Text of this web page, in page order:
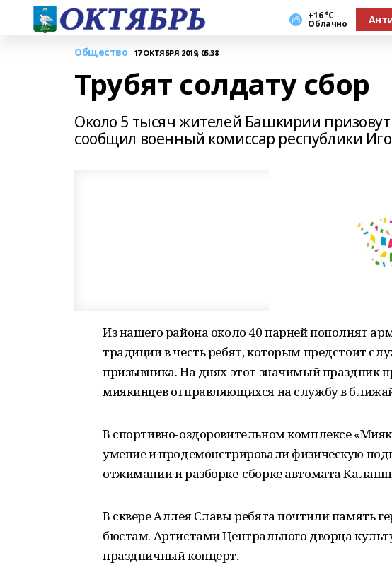
+16 °С
Облачно
Общество 17 ОКТЯБРЯ 2019, 05:38
Трубят солдату сбор
Около 5 тысяч жителей Башкирии
сообщил военный комиссар республики
Из нашего района около 40 парней пополнят
традиции в честь ребят, которым предстоит
призывника. На днях этот значимый праздник
миякинцев отправляющихся на службу в
В спортивно-оздоровительном комплексе
умение и продемонстрировали физическую
отжимании и разборке-сборке автомата
В сквере Аллея Славы ребята почтили память
бюстам. Артистами Центрального дворца
праздничный концерт.